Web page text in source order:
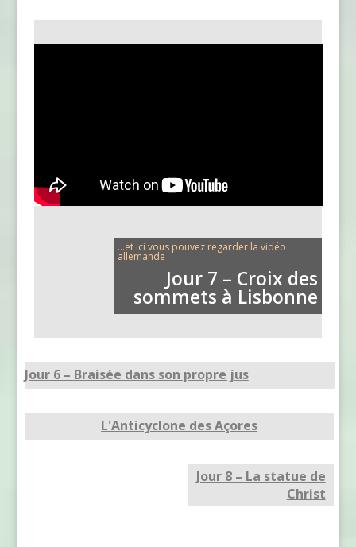
...et ici vous pouvez regarder la vidéo
allemande
Jour 7 – Croix des
sommets à Lisbonne
Jour 6 – Braisée dans son propre jus
L'Anticyclone des Açores
Jour 8 – La statue de
Christ